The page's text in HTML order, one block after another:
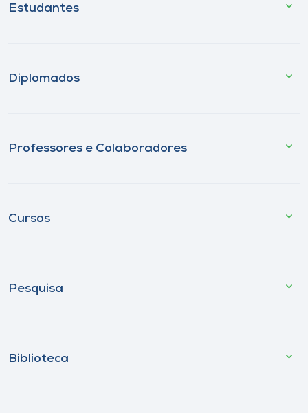
Estudantes
Diplomados
Professores e Colaboradores
Cursos
Pesquisa
Biblioteca